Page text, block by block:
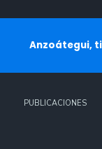
Anzoátegui,
PUBLICACIONES